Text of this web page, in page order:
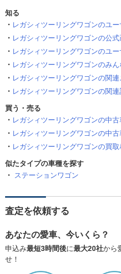
知る
レガシィツーリングワゴンのユ
レガシィツーリングワゴンの公式
レガシィツーリングワゴンのユ
レガシィツーリングワゴンのみ
レガシィツーリングワゴンの関
レガシィツーリングワゴンの関連
買う・売る
レガシィツーリングワゴンの中
レガシィツーリングワゴンの中
レガシィツーリングワゴンの買
似たタイプの車種を探す
ステーションワゴン
査定を依頼する
あなたの愛車、今いくら？
申込み最短3時間後に最大20社から
せ！